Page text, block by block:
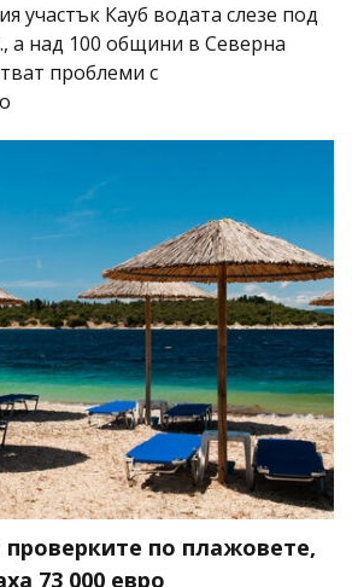
участък Кауб водата слезе под
а над 100 общини в Северна
проблеми с
проверките по плажовете,
73 000 евро